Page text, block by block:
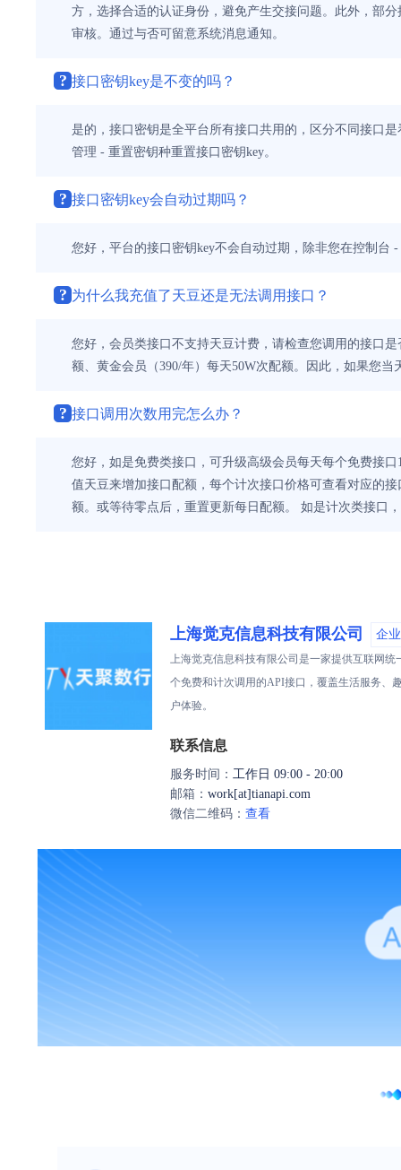
方，选择合适的认证身份，避免产生交接问题。此外，部
审核。通过与否可留意系统消息通知。
? 接口密钥key是不变的吗？
是的，接口密钥是全平台所有接口共用的，区分不同接口
管理 - 重置密钥种重置接口密钥key。
? 接口密钥key会自动过期吗？
您好，平台的接口密钥key不会自动过期，除非您在控制台
? 为什么我充值了天豆还是无法调用接口？
您好，会员类接口不支持天豆计费，请检查您调用的接口
额、黄金会员（390/年）每天50W次配额。因此，如果您
? 接口调用次数用完怎么办？
您好，如是免费类接口，可升级高级会员每天每个免费接
值天豆来增加接口配额，每个计次接口价格可查看对应的
额。或等待零点后，重置更新每日配额。 如是计次类接口
上海觉克信息科技有限公司 企业
上海觉克信息科技有限公司是一家提供互联网
个免费和计次调用的API接口，覆盖生活服务、
户体验。
联系信息
服务时间： 工作日 09:00 - 20:00
邮箱： work[at]tianapi.com
微信二维码： 查看